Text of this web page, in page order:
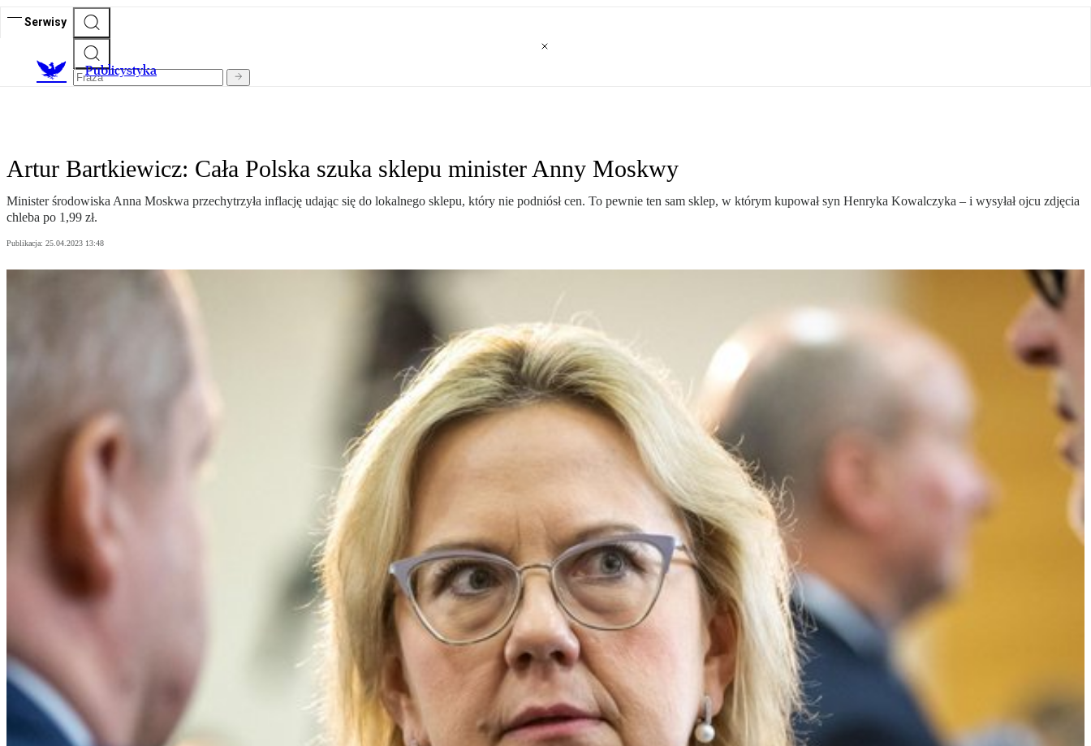
Serwisy
Publicystyka
Artur Bartkiewicz: Cała Polska szuka sklepu minister Anny Moskwy
Minister środowiska Anna Moskwa przechytrzyła inflację udając się do lokalnego sklepu, który nie podniósł cen. To pewnie ten sam sklep, w którym kupował syn Henryka Kowalczyka – i wysyłał ojcu zdjęcia
chleba po 1,99 zł.
Publikacja: 25.04.2023 13:48